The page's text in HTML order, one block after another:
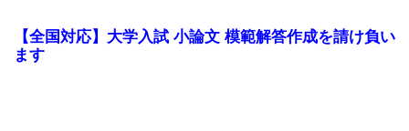
【全国対応】大学入試 小論文 模範解答作成を請け負い
ます